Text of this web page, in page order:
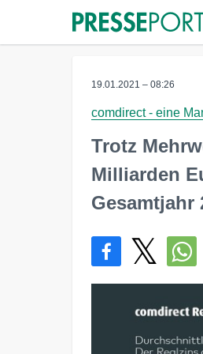
19.01.2021 – 08:26
comdirect - eine
Trotz
Milliarden
Gesamtjahr